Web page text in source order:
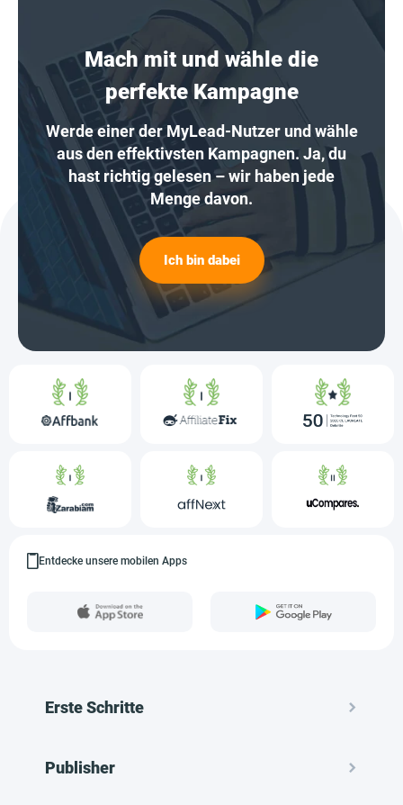
Mach mit und wähle die
perfekte Kampagne
Werde einer der MyLead-Nutzer und wähle
aus den effektivsten Kampagnen. Ja, du
hast richtig gelesen – wir haben jede
Menge davon.
Ich bin dabei
Entdecke unsere mobilen Apps
Erste Schritte
Publisher